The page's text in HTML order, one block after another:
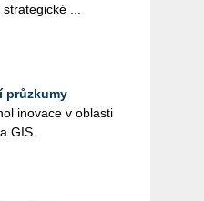
...
průzkumy
ino­va­ce v ob­las­ti
GIS.